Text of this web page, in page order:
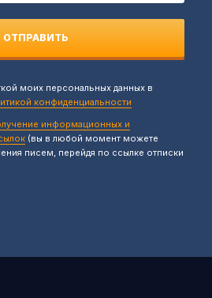
ОТПРАВИТЬ
моих персональных данных в
конфиденциальности
информационных и
(вы в любой момент можете
писем, перейдя по ссылке отписки